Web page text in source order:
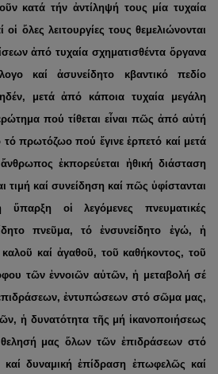
κατά τήν ἀντίληψή τους μία τυχαία
ὅλες λειτουργίες τους θεμελιώνονται
ἀπό τυχαία σχηματισθέντα ὄργανα
καί ἀσυνείδητο κβαντικό πεδίο
μετά ἀπό κάποια τυχαία μεγάλη
πού τίθεται εἶναι πῶς ἀπό αὐτή
τό πρωτόζωο πού ἔγινε ἑρπετό καί μετά
ἐκπορεύεται ἠθική διάσταση
τιμή καί συνείδηση καί πῶς ὑφίστανται
οἱ λεγόμενες πνευματικές
πνεῦμα, τό ἐνσυνείδητο ἐγώ, ἡ
καί ἀγαθοῦ, τοῦ καθήκοντος, τοῦ
τῶν ἐννοιῶν αὐτῶν, ἡ μεταβολή σέ
ἐντυπώσεων στό σῶμα μας,
ἡ δυνατότητα τῆς μή ἱκανοποιήσεως
μας ὅλων τῶν ἐπιδράσεων στό
δυναμική ἐπίδραση ἐπωφελῶς καί